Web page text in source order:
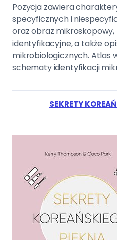
Pozycja zawiera
specyficznych i
oraz obraz
identyfikacyjne, a także
mikrobiologicznych. Atlas
schematy identyfikacji
SEKRETY